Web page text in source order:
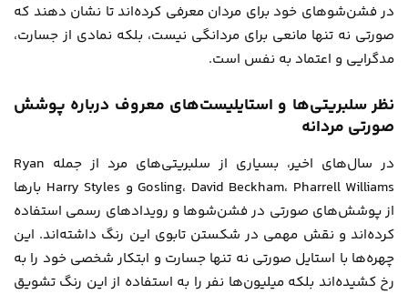
در فشن‌شوهای خود برای مردان معرفی کرده‌اند تا نشان دهند که
صورتی نه تنها مانعی برای مردانگی نیست، بلکه نمادی از جسارت،
مدگرایی و اعتماد به نفس است.
نظر سلبریتی‌ها و استایلیست‌های معروف درباره پوشش
صورتی مردانه
در سال‌های اخیر، بسیاری از سلبریتی‌های مرد از جمله Ryan
Gosling، David Beckham، Pharrell Williams و Harry Styles بارها
از پوشش‌های صورتی در فشن‌شوها و رویدادهای رسمی استفاده
کرده‌اند و نقش مهمی در شکستن تابوی این رنگ داشته‌اند. این
چهره‌ها با استایل صورتی نه تنها جسارت و ابتکار شخصی خود را به
رخ کشیده‌اند بلکه میلیون‌ها نفر را به استفاده از این رنگ تشویق